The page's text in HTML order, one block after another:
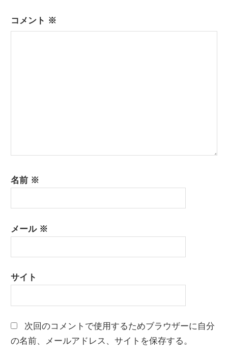
シ
コメント ※
名前 ※
メール ※
サイト
次回のコメントで使用するためブラウザーに自分
の名前、メールアドレス、サイトを保存する。